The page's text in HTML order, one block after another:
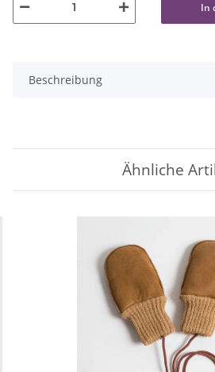
In
Beschreibung
Ähnliche